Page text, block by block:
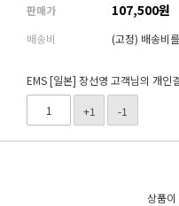
판매가 107,500원
배송비 (고정) 배송비
EMS [일본] 장선영 고객님의 개인
+1 -1
상품이